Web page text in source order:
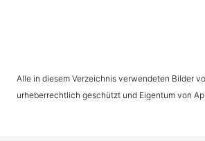
Alle in diesem Verzeichnis verwendeten Bilder
urheberrechtlich geschützt und Eigentum von